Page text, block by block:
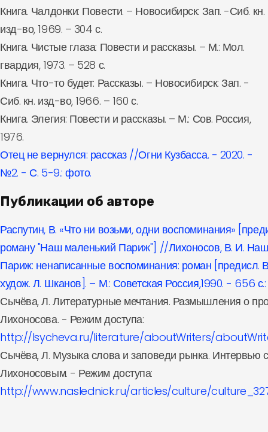
Книга. Чалдонки: Повести. – Новосибирск: Зап. -Сиб. кн.
изд-во, 1969. – 304 с.
Книга. Чистые глаза: Повести и рассказы. – М.: Мол.
гвардия, 1973. – 528 с.
Книга. Что-то будет: Рассказы. – Новосибирск: Зап. -
Сиб. кн. изд-во, 1966. – 160 с.
Книга. Элегия: Повести и рассказы. – М.: Сов. Россия,
1976.
Отец не вернулся: рассказ //Огни Кузбасса. - 2020. -
№2. - С. 5-9.: фото.
Публикации об авторе
Распутин, В. «Что ни возьми, одни воспоминания»
роману "Наш маленький Париж"] //Лихоносов, В. И.
Париж: ненаписанные воспоминания: роман [предисл.
худож. Л. Шканов]. – М.: Советская Россия,1990. - 656 с.:
Сычёва, Л. Литературные мечтания. Размышления о
Лихоносова. - Режим доступа:
http://lsycheva.ru/literature/aboutWriters/
Сычёва, Л. Музыка слова и заповеди рынка. Интервью
Лихоносовым. - Режим доступа:
http://www.naslednick.ru/articles/culture/